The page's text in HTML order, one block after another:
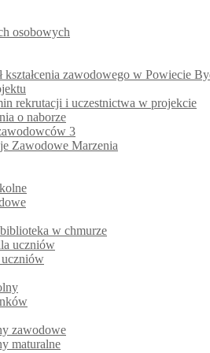
osobowych
kształcenia zawodowego w Powiecie
rekrutacji i uczestnictwa w projekcie
o naborze
3
Zawodowe Marzenia
w chmurze
uczniów
zawodowe
maturalne